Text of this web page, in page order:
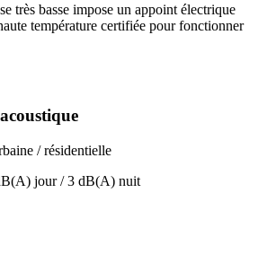
très basse impose un appoint électrique
température certifiée pour fonctionner
/ résidentielle
jour /3 dB(A) nuit